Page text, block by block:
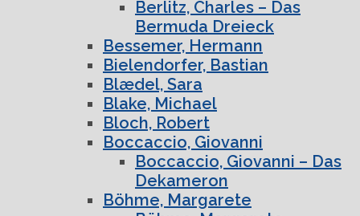
Berlitz, Charles – Das
Bermuda Dreieck
Bessemer, Hermann
Bielendorfer, Bastian
Blædel, Sara
Blake, Michael
Bloch, Robert
Boccaccio, Giovanni
Boccaccio, Giovanni – Das
Dekameron
Böhme, Margarete